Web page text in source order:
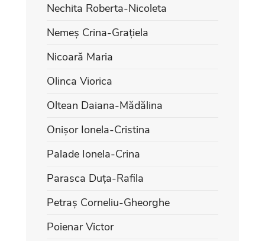
Nechita Roberta-Nicoleta
Nemeș Crina-Grațiela
Nicoară Maria
Olinca Viorica
Oltean Daiana-Mădălina
Onișor Ionela-Cristina
Palade Ionela-Crina
Parasca Duța-Rafila
Petraș Corneliu-Gheorghe
Poienar Victor